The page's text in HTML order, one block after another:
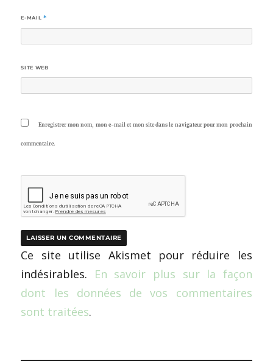
E-MAIL *
SITE WEB
Enregistrer mon nom, mon e-mail et mon site dans le navigateur pour mon prochain
commentaire.
Ce site utilise Akismet pour réduire les
indésirables. En savoir plus sur la façon
dont les données de vos commentaires
sont traitées.